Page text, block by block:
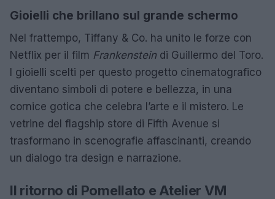
Gioielli che brillano sul grande schermo
Nel frattempo, Tiffany & Co. ha unito le forze con
Netflix per il film Frankenstein di Guillermo del Toro.
I gioielli scelti per questo progetto cinematografico
diventano simboli di potere e bellezza, in una
cornice gotica che celebra l’arte e il mistero. Le
vetrine del flagship store di Fifth Avenue si
trasformano in scenografie affascinanti, creando
un dialogo tra design e narrazione.
Il ritorno di Pomellato e Atelier VM